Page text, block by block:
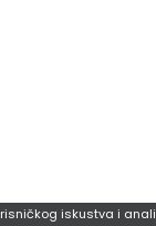
iskustva i